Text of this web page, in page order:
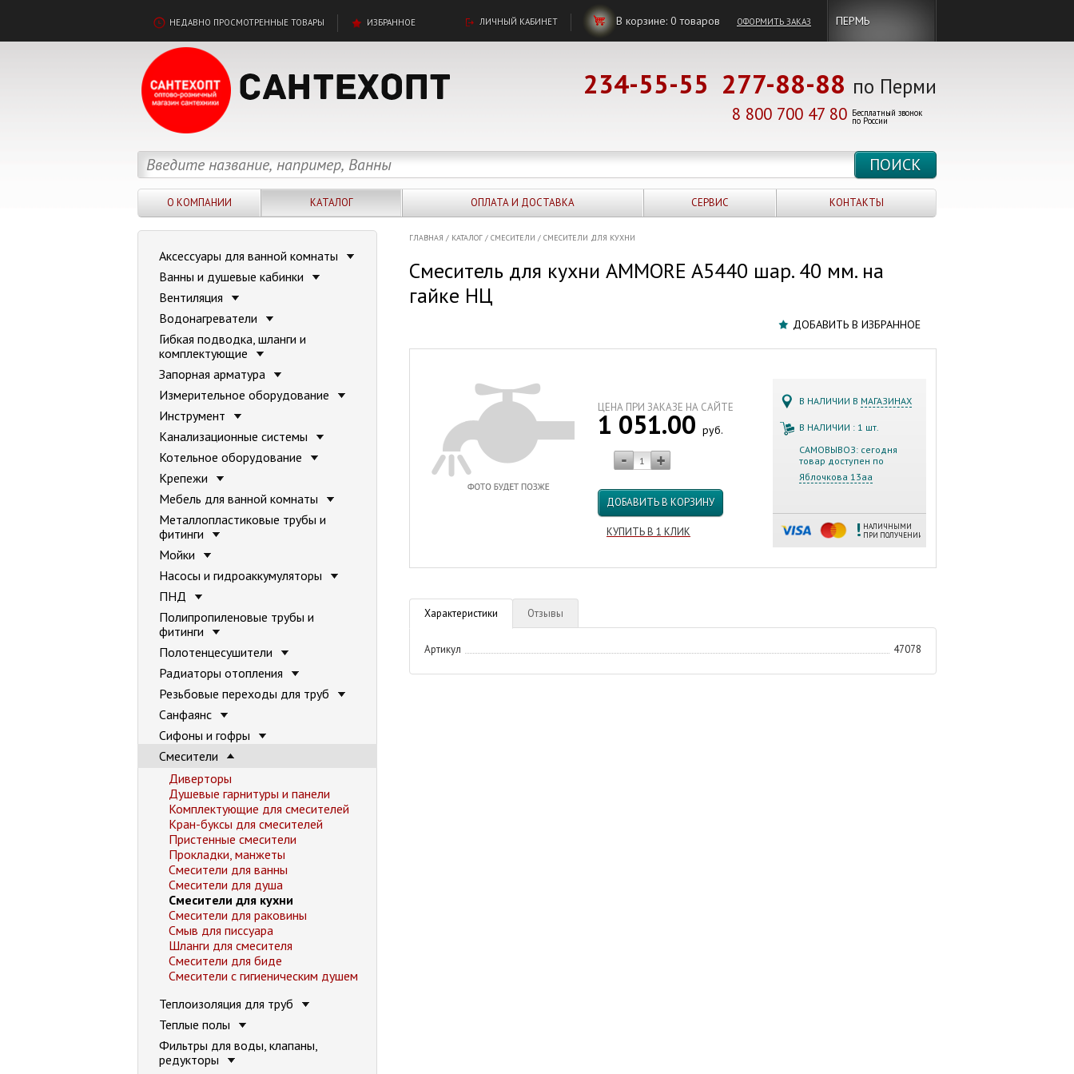
НЕДАВНО ПРОСМОТРЕННЫЕ ТОВАРЫ ИЗБРАННОЕ ЛИЧНЫЙ КАБИНЕТ В корзине: 0товаров ОФОРМИТЬ ЗАКАЗ ПЕРМЬ
234-55-55 277-88-88 по Перми
8 800 700 47 80 Бесплатный звонок
по России
О КОМПАНИИ КАТАЛОГ ОПЛАТА И ДОСТАВКА СЕРВИС КОНТАКТЫ
ГЛАВНАЯ / КАТАЛОГ / СМЕСИТЕЛИ / СМЕСИТЕЛИ ДЛЯ КУХНИ
Смеситель для кухни AMMORE A5440 шар. 40 мм. на
гайке НЦ
ДОБАВИТЬ В ИЗБРАННОЕ
В НАЛИЧИИ В МАГАЗИНАХ
В НАЛИЧИИ : 1 шт.
САМОВЫВОЗ: сегодня
товар доступен по
Яблочкова 13аа
НАЛИЧНЫМИ
ПРИ ПОЛУЧЕНИИ
ЦЕНА ПРИ ЗАКАЗЕ НА САЙТЕ
1 051.00 руб.
ДОБАВИТЬ В КОРЗИНУ
КУПИТЬ В 1 КЛИК
Характеристики Отзывы
Артикул 47078
Аксессуары для ванной комнаты
Ванны и душевые кабинки
Вентиляция
Водонагреватели
Гибкая подводка, шланги и
комплектующие
Запорная арматура
Измерительное оборудование
Инструмент
Канализационные системы
Котельное оборудование
Крепежи
Мебель для ванной комнаты
Металлопластиковые трубы и
фитинги
Мойки
Насосы и гидроаккумуляторы
ПНД
Полипропиленовые трубы и
фитинги
Полотенцесушители
Радиаторы отопления
Резьбовые переходы для труб
Санфаянс
Сифоны и гофры
Смесители
Диверторы
Душевые гарнитуры и панели
Комплектующие для смесителей
Кран-буксы для смесителей
Пристенные смесители
Прокладки, манжеты
Смесители для ванны
Смесители для душа
Смесители для кухни
Смесители для раковины
Смыв для писсуара
Шланги для смесителя
Смесители для биде
Смесители с гигиеническим душем
Теплоизоляция для труб
Теплые полы
Фильтры для воды, клапаны,
редукторы